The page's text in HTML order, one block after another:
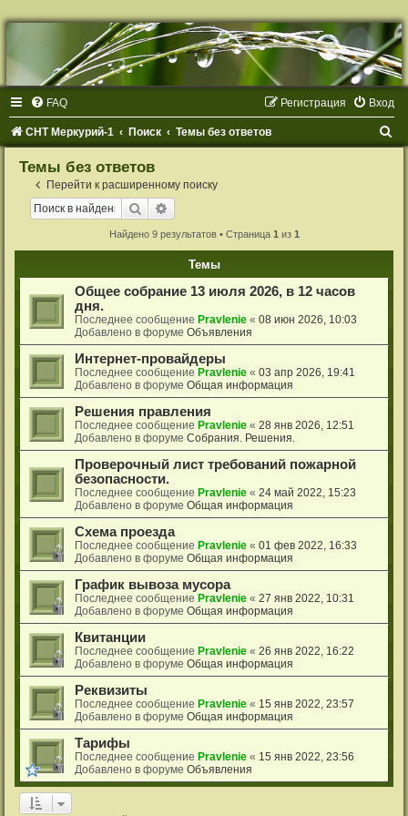
с
а
я
FAQ Вход
Регистрация
СНТ Меркурий-1 Поиск Темы без ответов
Темы без ответов
Перейти к расширенному поиску
Поиск
Найдено 9 результатов • Страница 1 из 1
Темы
Общее собрание 13 июля 2026, в 12 часов
дня.
Последнее сообщение Pravlenie « 08 июн 2026, 10:03
Добавлено в форуме Объявления
Интернет-провайдеры
Последнее сообщение Pravlenie « 03 апр 2026, 19:41
Добавлено в форуме Общая информация
Решения правления
Последнее сообщение Pravlenie « 28 янв 2026, 12:51
Добавлено в форуме Собрания. Решения.
Проверочный лист требований пожарной
безопасности.
Последнее сообщение Pravlenie « 24 май 2022, 15:23
Добавлено в форуме Общая информация
Схема проезда
Последнее сообщение Pravlenie « 01 фев 2022, 16:33
Добавлено в форуме Общая информация
График вывоза мусора
Последнее сообщение Pravlenie « 27 янв 2022, 10:31
Добавлено в форуме Общая информация
Квитанции
Последнее сообщение Pravlenie « 26 янв 2022, 16:22
Добавлено в форуме Общая информация
Реквизиты
Последнее сообщение Pravlenie « 15 янв 2022, 23:57
Добавлено в форуме Общая информация
Тарифы
Последнее сообщение Pravlenie « 15 янв 2022, 23:56
Добавлено в форуме Объявления